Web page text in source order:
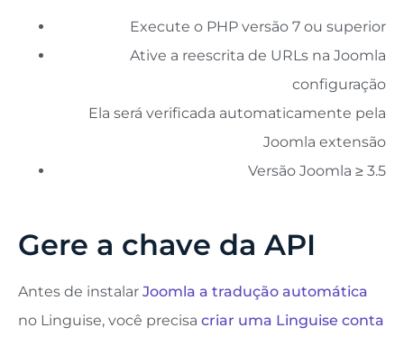
Execute o PHP versão 7 ou superior
Ative a reescrita de URLs na Joomla
configuração
Ela será verificada automaticamente pela
Joomla extensão
Versão Joomla ≥ 3.5
Gere a chave da API
Antes de instalar Joomla a tradução automática
no Linguise, você precisa criar uma Linguise conta